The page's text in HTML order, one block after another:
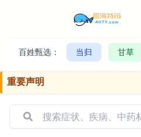
百姓甄选： 当归 甘草
重要声明